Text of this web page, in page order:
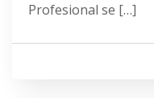
Profesional se […]